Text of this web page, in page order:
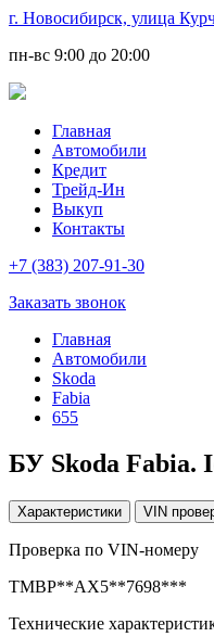
г. Новосибирск, улица
пн-вс 9:00 до 20:00
Главная
Автомобили
Кредит
Трейд-Ин
Выкуп
Контакты
+7 (383) 207-91-30
Заказать звонок
Главная
Автомобили
Skoda
Fabia
655
БУ Skoda Fabia.
Характеристики VIN
Проверка по VIN-номеру
TMBP**AX5**7698***
Технические